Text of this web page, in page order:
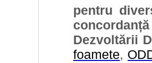
pentru
Dezvoltării
foamete,